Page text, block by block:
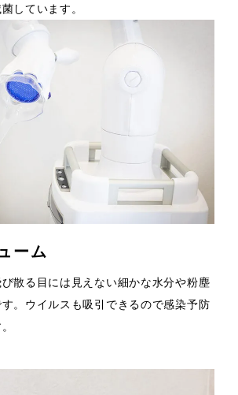
しています。
ーム
散る目には見えない細かな水分や粉塵
。ウイルスも吸引できるので感染予防